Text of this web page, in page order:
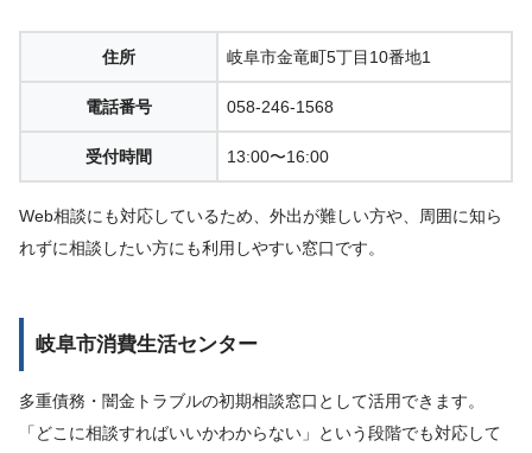
住所 岐阜市金竜町5丁目10番地1
電話番号 058-246-1568
受付時間 13:00〜16:00
Web相談にも対応しているため、外出が難しい方や、周囲に知ら
れずに相談したい方にも利用しやすい窓口です。
岐阜市消費生活センター
多重債務・闇金トラブルの初期相談窓口として活用できます。
「どこに相談すればいいかわからない」という段階でも対応して